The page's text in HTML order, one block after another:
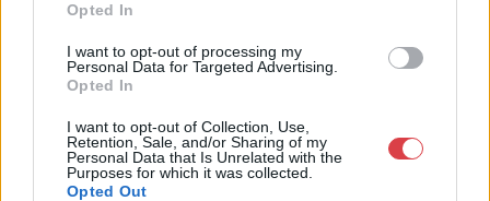
Opted In
I want to opt-out of processing my
Personal Data for Targeted Advertising.
Opted In
I want to opt-out of Collection, Use,
Retention, Sale, and/or Sharing of my
Personal Data that Is Unrelated with the
Purposes for which it was collected.
Opted Out
felkészült munkatársai a hét hat napján állnak a műtárgyat
GALÉRIA TOVÁBBI MŰTÁRGYAI